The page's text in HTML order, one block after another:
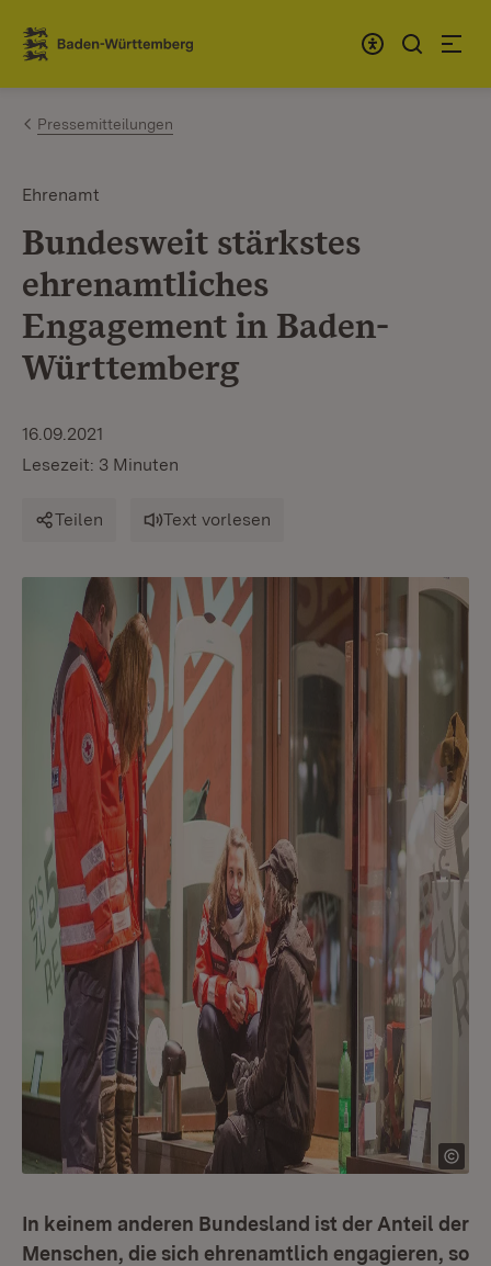
Zum Inhalt springen
Link zur Startseite
Pressemitteilungen
Ehrenamt
Bundesweit stärkstes
ehrenamtliches
Engagement in Baden-
Württemberg
16.09.2021
Lesezeit: 3 Minuten
Teilen Text vorlesen
In keinem anderen Bundesland ist der Anteil der
Menschen, die sich ehrenamtlich engagieren, so